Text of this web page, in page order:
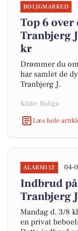
BOLIGMARKED
Top 6
Tranbjerg
kr
Drømmer du
har samlet de
Tranbjerg J.
Kilde: Boliga
Læs hele
ALARM112 04-
Indbrud
Tranbjerg J
Mandag d. 3/8
en privat